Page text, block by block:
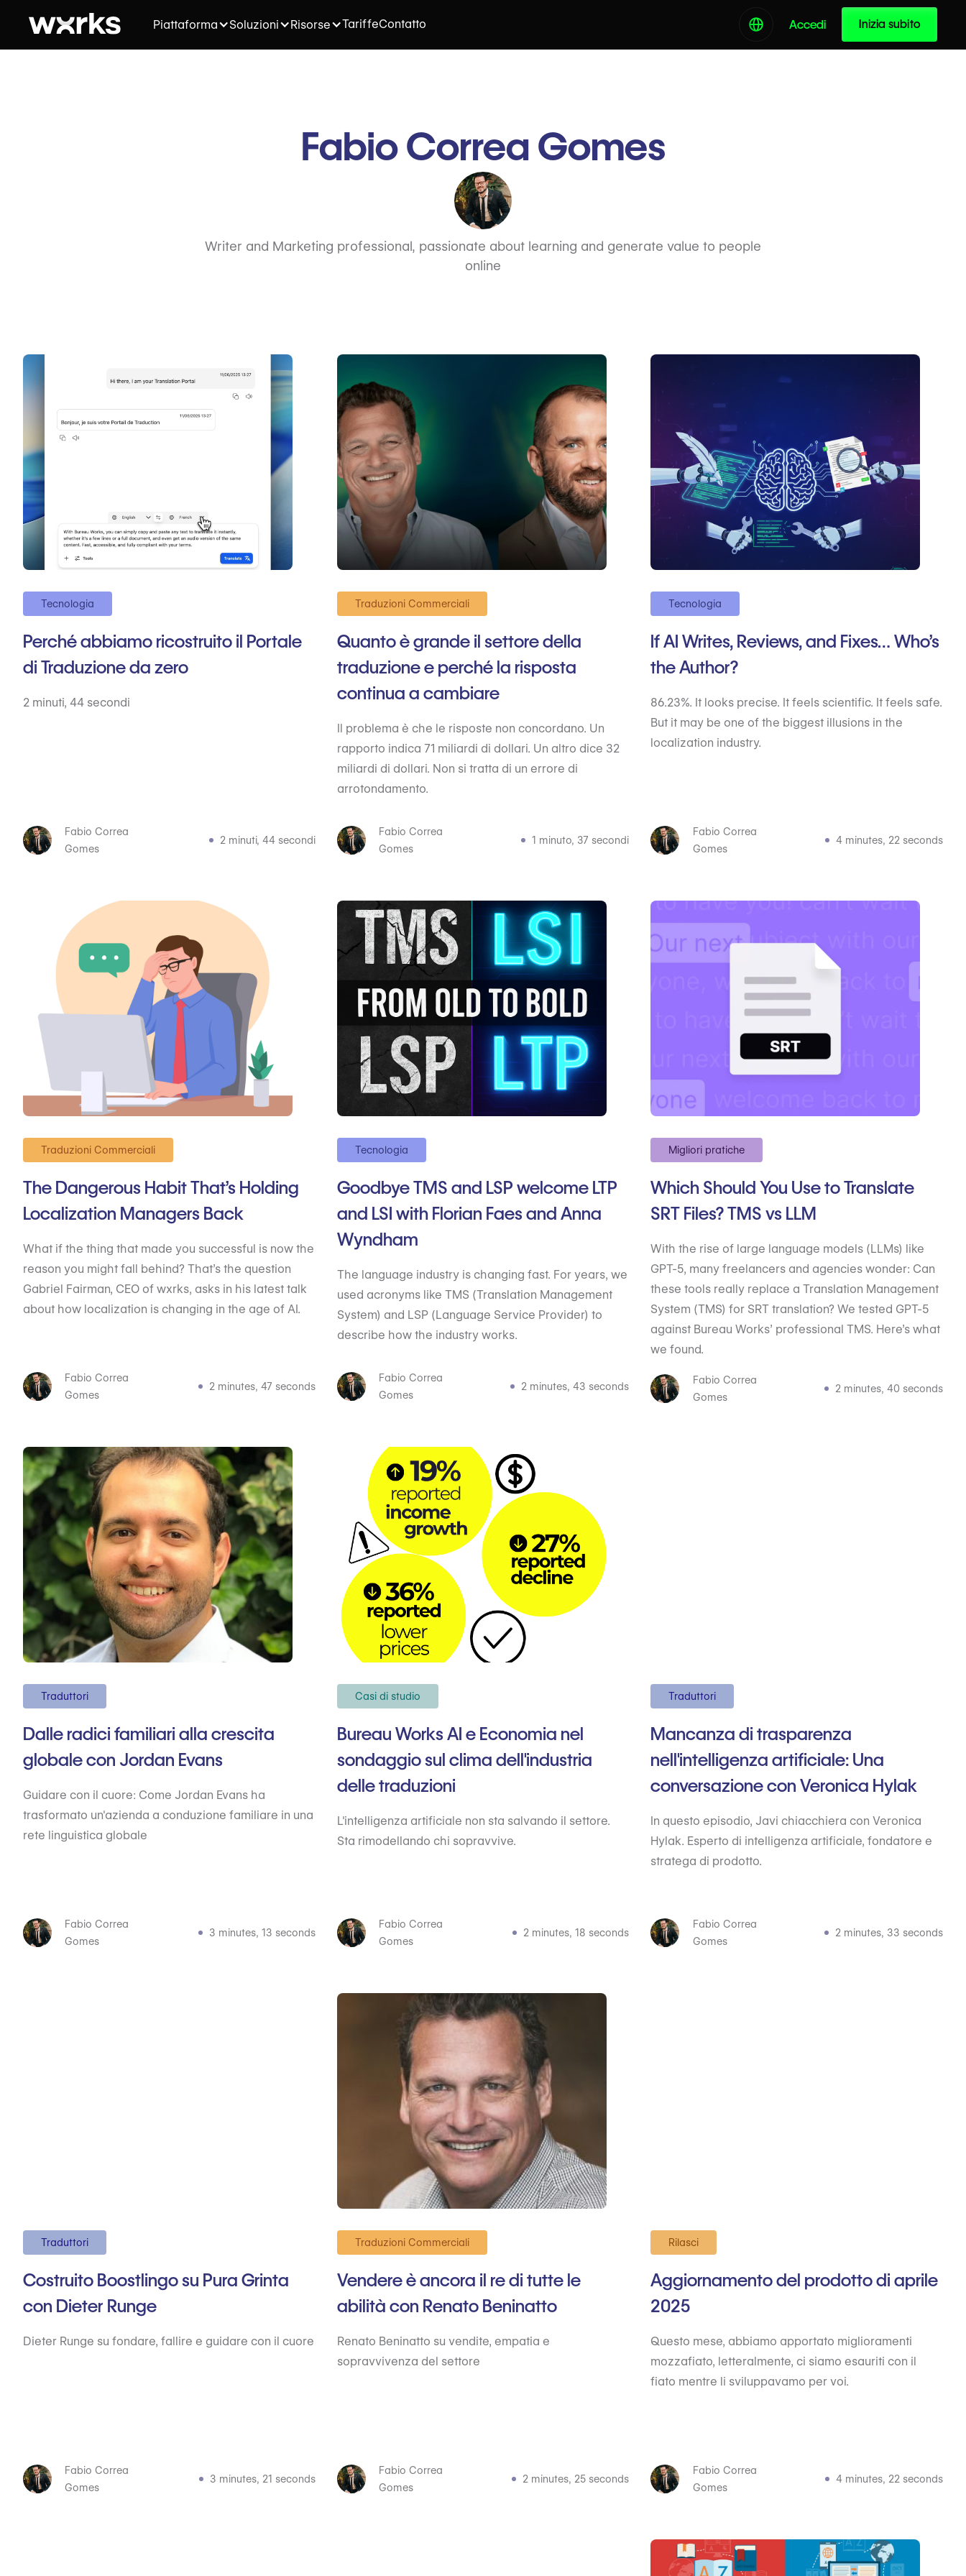
Piattaforma Soluzioni Risorse TariffeContatto Accedi Inizia subito
Fabio Correa Gomes
Writer and Marketing professional, passionate about learning and generate value to people
online
Tecnologia
Perché abbiamo ricostruito il Portale
di Traduzione da zero
2 minuti, 44 secondi
Fabio Correa
Gomes
2 minuti, 44 secondi
Traduzioni Commerciali
Quanto è grande il settore della
traduzione e perché la risposta
continua a cambiare
Il problema è che le risposte non concordano. Un
rapporto indica 71 miliardi di dollari. Un altro dice 32
miliardi di dollari. Non si tratta di un errore di
arrotondamento.
Fabio Correa
Gomes
1 minuto, 37 secondi
Tecnologia
If AI Writes, Reviews, and Fixes… Who’s
the Author?
86.23%. It looks precise. It feels scientific. It feels safe.
But it may be one of the biggest illusions in the
localization industry.
Fabio Correa
Gomes
4 minutes, 22 seconds
Traduzioni Commerciali
The Dangerous Habit That’s Holding
Localization Managers Back
What if the thing that made you successful is now the
reason you might fall behind? That’s the question
Gabriel Fairman, CEO of wxrks, asks in his latest talk
about how localization is changing in the age of AI.
Fabio Correa
Gomes
2 minutes, 47 seconds
Tecnologia
Goodbye TMS and LSP welcome LTP
and LSI with Florian Faes and Anna
Wyndham
The language industry is changing fast. For years, we
used acronyms like TMS (Translation Management
System) and LSP (Language Service Provider) to
describe how the industry works.
Fabio Correa
Gomes
2 minutes, 43 seconds
Migliori pratiche
Which Should You Use to Translate
SRT Files? TMS vs LLM
With the rise of large language models (LLMs) like
GPT-5, many freelancers and agencies wonder: Can
these tools really replace a Translation Management
System (TMS) for SRT translation? We tested GPT-5
against Bureau Works’ professional TMS. Here’s what
we found.
Fabio Correa
Gomes
2 minutes, 40 seconds
Traduttori
Dalle radici familiari alla crescita
globale con Jordan Evans
Guidare con il cuore: Come Jordan Evans ha
trasformato un'azienda a conduzione familiare in una
rete linguistica globale
Fabio Correa
Gomes
3 minutes, 13 seconds
Casi di studio
Bureau Works AI e Economia nel
sondaggio sul clima dell'industria
delle traduzioni
L'intelligenza artificiale non sta salvando il settore.
Sta rimodellando chi sopravvive.
Fabio Correa
Gomes
2 minutes, 18 seconds
Traduttori
Mancanza di trasparenza
nell'intelligenza artificiale: Una
conversazione con Veronica Hylak
In questo episodio, Javi chiacchiera con Veronica
Hylak. Esperto di intelligenza artificiale, fondatore e
stratega di prodotto.
Fabio Correa
Gomes
2 minutes, 33 seconds
Traduttori
Costruito Boostlingo su Pura Grinta
con Dieter Runge
Dieter Runge su fondare, fallire e guidare con il cuore
Fabio Correa
Gomes
3 minutes, 21 seconds
Traduzioni Commerciali
Vendere è ancora il re di tutte le
abilità con Renato Beninatto
Renato Beninatto su vendite, empatia e
sopravvivenza del settore
Fabio Correa
Gomes
2 minutes, 25 seconds
Rilasci
Aggiornamento del prodotto di aprile
2025
Questo mese, abbiamo apportato miglioramenti
mozzafiato, letteralmente, ci siamo esauriti con il
fiato mentre li sviluppavamo per voi.
Fabio Correa
Gomes
4 minutes, 22 seconds